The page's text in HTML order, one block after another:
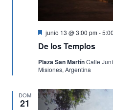
De los Templos
Destacado
junio 13 @ 3:00 pm-
Plaza San MartínCalle
Misiones, Argentina
DOM
21